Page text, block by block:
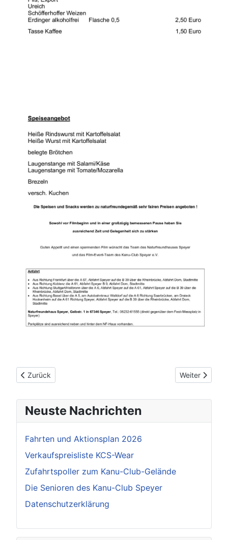
Vorheriger Beitrag: Kajakabenteuer in Norwegen
Zurück Nächster
Weiter
Neuste Nachrichten
Fahrten und Aktionsplan 2026
Verkaufspreisliste KCS-Wear
Zufahrtspoller zum Kanu-Club-Gelände
Die Senioren des Kanu-Club Speyer
Datenschutzerklärung